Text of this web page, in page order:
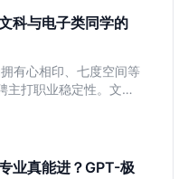
科与电子类同学的
有心相印、七度空间等
主打职业稳定性。文章
主攻品牌营销、理工
业真能进？GPT-极